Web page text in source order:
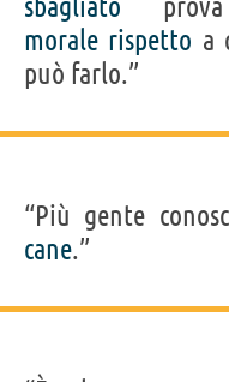
morale rispetto a
può farlo.”
“Più gente
cane.”